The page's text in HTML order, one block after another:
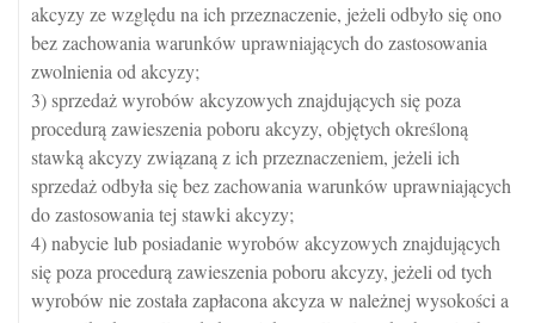
akcyzy ze względu na ich przeznaczenie, jeżeli odbyło się ono
bez zachowania warunków uprawniających do zastosowania
zwolnienia od akcyzy;
3) sprzedaż wyrobów akcyzowych znajdujących się poza
procedurą zawieszenia poboru akcyzy, objętych określoną
stawką akcyzy związaną z ich przeznaczeniem, jeżeli ich
sprzedaż odbyła się bez zachowania warunków uprawniających
do zastosowania tej stawki akcyzy;
4) nabycie lub posiadanie wyrobów akcyzowych znajdujących
się poza procedurą zawieszenia poboru akcyzy, jeżeli od tych
wyrobów nie została zapłacona akcyza w należnej wysokości a